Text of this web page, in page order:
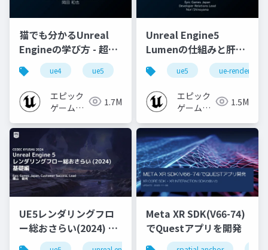
猫でも分かるUnreal
Engineの学び方 - 超初
心者向け編 - 2023 v1.0
ue4 ue5 ue-beginner
エピック
ゲームズ
1.7M
Unreal Engine5
Lumenの仕組みと肝心
なところ
ue5 ue-rendering
エピック
ゲームズ
1.5M
UE5レンダリングフロ
ー総おさらい(2024) 基
礎編！
Meta XR SDK(V66-74)
でQuestアプリを開発